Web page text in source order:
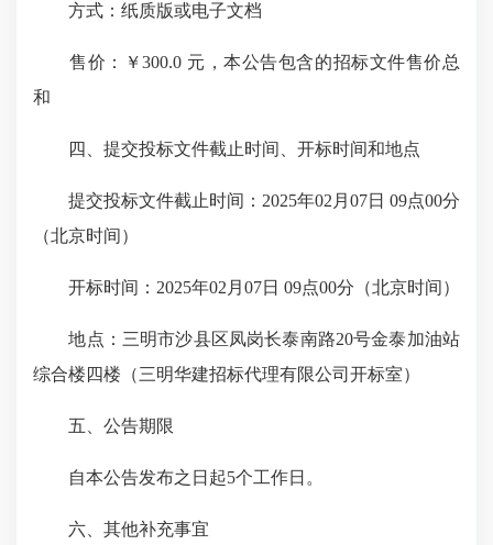
方式：纸质版或电子文档
售价：￥300.0 元，本公告包含的招标文件售价总
和
四、提交投标文件截止时间、开标时间和地点
提交投标文件截止时间：2025年02月07日 09点00分
（北京时间）
开标时间：2025年02月07日 09点00分（北京时间）
地点：三明市沙县区凤岗长泰南路20号金泰加油站
综合楼四楼（三明华建招标代理有限公司开标室）
五、公告期限
自本公告发布之日起5个工作日。
六、其他补充事宜